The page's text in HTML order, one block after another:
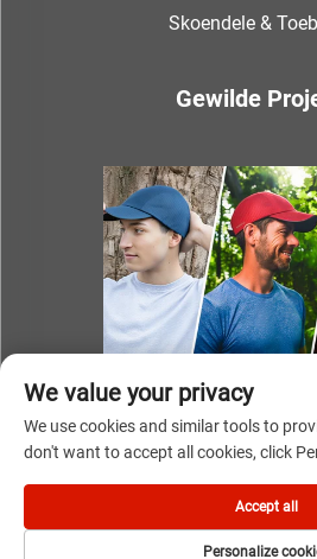
Skoendele &
Gewilde
Kopiereg © 2025 deur NINGBO
We value your privacy
We use cookies and similar tools to
don't want to accept all cookies, click
Personalize
Accept all